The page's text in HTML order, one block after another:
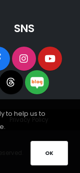
to help us to
OK
SNS
Privacy Policy